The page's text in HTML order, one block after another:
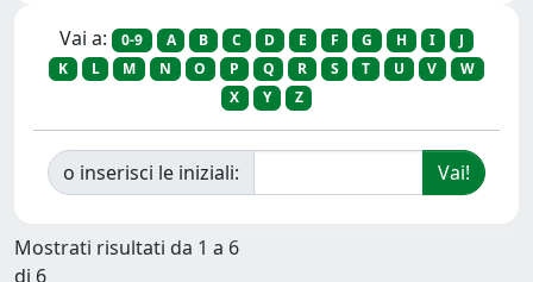
Vai a: 0-9 A B C D E F G H I
J
K
L M N O P Q R S T U V
W
X
Y Z
o inserisci le iniziali:
Mostrati risultati da 1 a 6
di 6